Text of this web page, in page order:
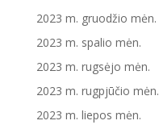
2023 m. gruodžio mėn.
2023 m. spalio mėn.
2023 m. rugsėjo mėn.
2023 m. rugpjūčio mėn.
2023 m. liepos mėn.